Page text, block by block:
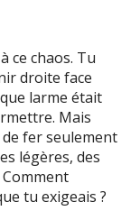
ce chaos. Tu
droite face
larme était
Mais
fer seulement
légères, des
tu exigeais ?